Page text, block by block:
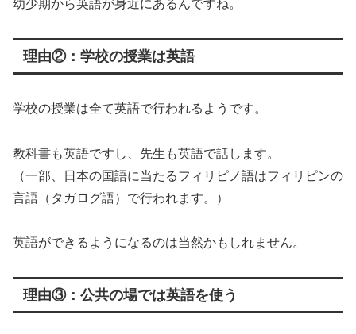
幼少期から英語が身近にあるんですね。
理由②：学校の授業は英語
学校の授業は全て英語で行われるようです。
教科書も英語ですし、先生も英語で話します。
（一部、日本の国語に当たるフィリピノ語はフィリピンの
言語（タガログ語）で行われます。）
英語ができるようになるのは当然かもしれません。
理由③：公共の場では英語を使う